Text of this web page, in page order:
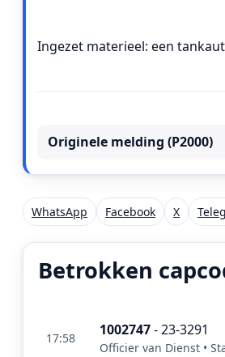
Ingezet materieel: een
Originele melding (P2000)
WhatsApp Facebook X
Betrokken
17:58 1002747- 23-3291
Officier van Dienst •